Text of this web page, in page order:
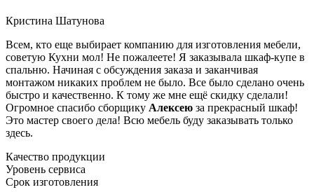
Кристина Шатунова
Всем, кто еще выбирает компанию для изготовления мебели,
советую Кухни мол! Не пожалеете! Я заказывала шкаф-купе в
спальню. Начиная с обсуждения заказа и заканчивая
монтажом никаких проблем не было. Все было сделано очень
быстро и качественно. К тому же мне ещё скидку сделали!
Огромное спасибо сборщику Алексею за прекрасный шкаф!
Это мастер своего дела! Всю мебель буду заказывать только
здесь.
Качество продукции
Уровень сервиса
Срок изготовления